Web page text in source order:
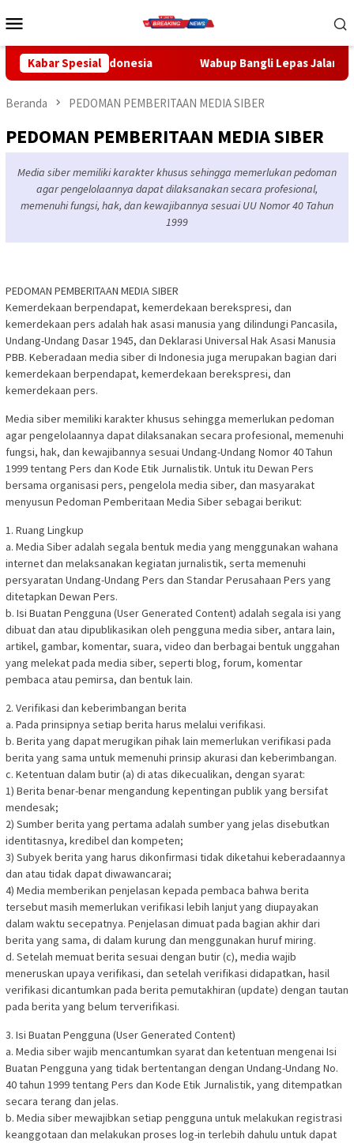
ke
Mobile
Kabar SpesialWabup Bangli Lepas Jalan Santai, Awali
Beranda PEDOMAN PEMBERITAAN MEDIA SIBER
PEDOMAN PEMBERITAAN MEDIA SIBER
Media siber memiliki karakter khusus sehingga memerlukan pedoman
agar pengelolaannya dapat dilaksanakan secara profesional,
memenuhi fungsi, hak, dan kewajibannya sesuai UU Nomor 40 Tahun
1999
PEDOMAN PEMBERITAAN MEDIA SIBER
Kemerdekaan berpendapat, kemerdekaan berekspresi, dan
kemerdekaan pers adalah hak asasi manusia yang dilindungi Pancasila,
Undang-Undang Dasar 1945, dan Deklarasi Universal Hak Asasi Manusia
PBB. Keberadaan media siber di Indonesia juga merupakan bagian dari
kemerdekaan berpendapat, kemerdekaan berekspresi, dan
kemerdekaan pers.
Media siber memiliki karakter khusus sehingga memerlukan pedoman
agar pengelolaannya dapat dilaksanakan secara profesional, memenuhi
fungsi, hak, dan kewajibannya sesuai Undang-Undang Nomor 40 Tahun
1999 tentang Pers dan Kode Etik Jurnalistik. Untuk itu Dewan Pers
bersama organisasi pers, pengelola media siber, dan masyarakat
menyusun Pedoman Pemberitaan Media Siber sebagai berikut:
1. Ruang Lingkup
a. Media Siber adalah segala bentuk media yang menggunakan wahana
internet dan melaksanakan kegiatan jurnalistik, serta memenuhi
persyaratan Undang-Undang Pers dan Standar Perusahaan Pers yang
ditetapkan Dewan Pers.
b. Isi Buatan Pengguna (User Generated Content) adalah segala isi yang
dibuat dan atau dipublikasikan oleh pengguna media siber, antara lain,
artikel, gambar, komentar, suara, video dan berbagai bentuk unggahan
yang melekat pada media siber, seperti blog, forum, komentar
pembaca atau pemirsa, dan bentuk lain.
2. Verifikasi dan keberimbangan berita
a. Pada prinsipnya setiap berita harus melalui verifikasi.
b. Berita yang dapat merugikan pihak lain memerlukan verifikasi pada
berita yang sama untuk memenuhi prinsip akurasi dan keberimbangan.
c. Ketentuan dalam butir (a) di atas dikecualikan, dengan syarat:
1) Berita benar-benar mengandung kepentingan publik yang bersifat
mendesak;
2) Sumber berita yang pertama adalah sumber yang jelas disebutkan
identitasnya, kredibel dan kompeten;
3) Subyek berita yang harus dikonfirmasi tidak diketahui keberadaannya
dan atau tidak dapat diwawancarai;
4) Media memberikan penjelasan kepada pembaca bahwa berita
tersebut masih memerlukan verifikasi lebih lanjut yang diupayakan
dalam waktu secepatnya. Penjelasan dimuat pada bagian akhir dari
berita yang sama, di dalam kurung dan menggunakan huruf miring.
d. Setelah memuat berita sesuai dengan butir (c), media wajib
meneruskan upaya verifikasi, dan setelah verifikasi didapatkan, hasil
verifikasi dicantumkan pada berita pemutakhiran (update) dengan tautan
pada berita yang belum terverifikasi.
3. Isi Buatan Pengguna (User Generated Content)
a. Media siber wajib mencantumkan syarat dan ketentuan mengenai Isi
Buatan Pengguna yang tidak bertentangan dengan Undang-Undang No.
40 tahun 1999 tentang Pers dan Kode Etik Jurnalistik, yang ditempatkan
secara terang dan jelas.
b. Media siber mewajibkan setiap pengguna untuk melakukan registrasi
keanggotaan dan melakukan proses log-in terlebih dahulu untuk dapat